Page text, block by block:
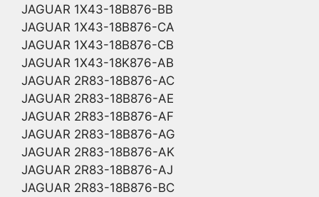
JAGUAR 1X43-18B876-BB
JAGUAR 1X43-18B876-CA
JAGUAR 1X43-18B876-CB
JAGUAR 1X43-18K876-AB
JAGUAR 2R83-18B876-AC
JAGUAR 2R83-18B876-AE
JAGUAR 2R83-18B876-AF
JAGUAR 2R83-18B876-AG
JAGUAR 2R83-18B876-AK
JAGUAR 2R83-18B876-AJ
JAGUAR 2R83-18B876-BC